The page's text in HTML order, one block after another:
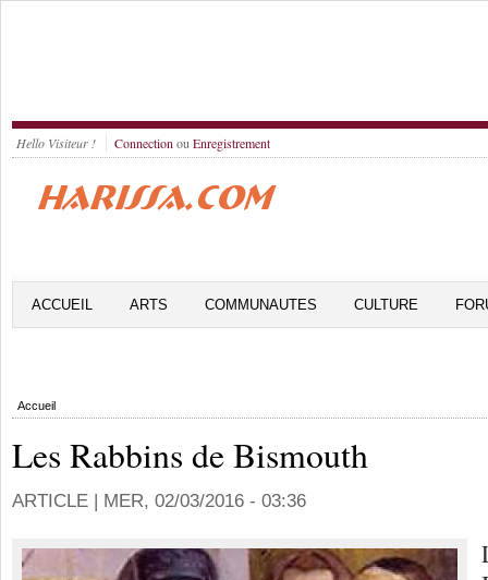
Hello Visiteur ! Connection ou Enregistrement
ACCUEIL ARTS COMMUNAUTES CULTURE
Accueil
Les Rabbins de Bismouth
ARTICLE | MER, 02/03/2016 - 03:36